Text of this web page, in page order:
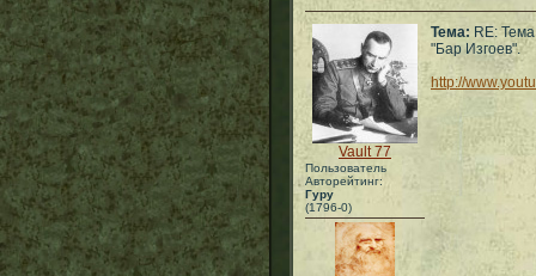
Vault 77
Пользователь
Авторейтинг:
Гуру
(1796-0)
Тема: RE: Тема
"Бар Изгоев".
http://